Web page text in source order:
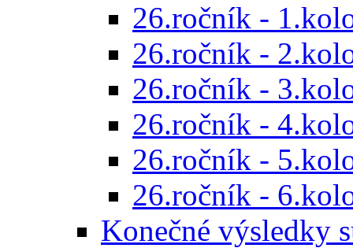
26.ročník -
26.ročník -
26.ročník -
26.ročník -
26.ročník -
26.ročník -
Konečné výsledky